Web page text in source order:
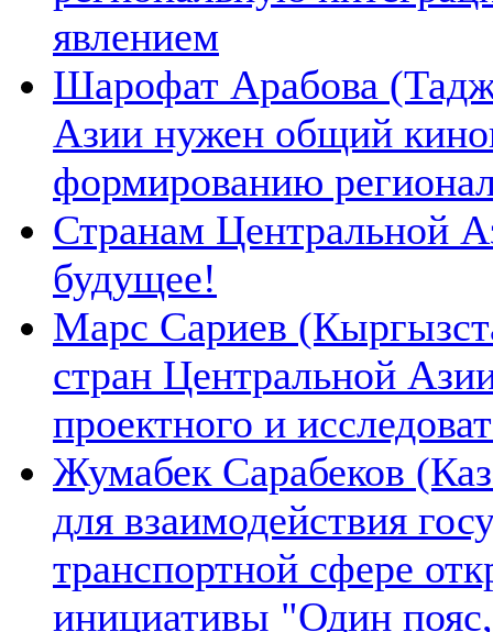
явлением
Шарофат Арабова
Азии нужен общий
формированию
Странам Центральной
будущее!
Марс Сариев
стран Центральной
проектного и
Жумабек Сарабеков
для взаимодействия
транспортной сфере
инициативы "Один